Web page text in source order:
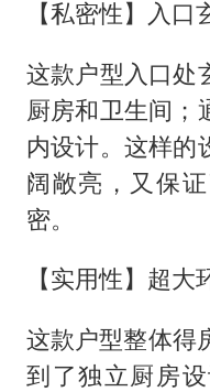
【私密性】入
这款户型入口处
厨房和卫生间；
内设计。这样的
阔敞亮，又保
密。
【实用性】超
这款户型整体得
到了独立厨房